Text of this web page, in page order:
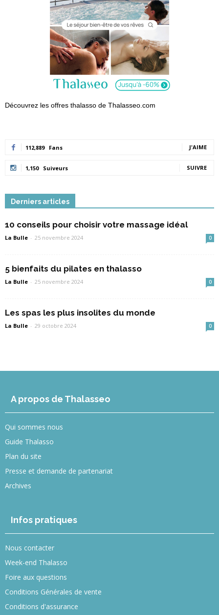
Découvrez les offres thalasso de Thalasseo.com
112,889 Fans J'AIME
1,150 Suiveurs SUIVRE
Derniers articles
10 conseils pour choisir votre massage idéal
La Bulle - 25 novembre 2024 0
5 bienfaits du pilates en thalasso
La Bulle - 25 novembre 2024 0
Les spas les plus insolites du monde
La Bulle - 29 octobre 2024 0
A propos de Thalasseo
Qui sommes nous
Guide Thalasso
Plan du site
Presse et demande de partenariat
Archives
Infos pratiques
Nous contacter
Week-end Thalasso
Foire aux questions
Conditions Générales de vente
Conditions d'assurance